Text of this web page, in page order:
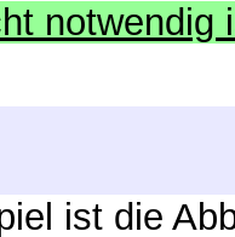
notwendig
ist die